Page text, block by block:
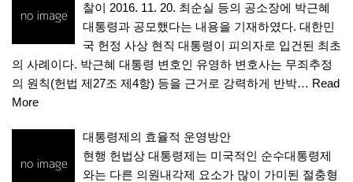
찰이 2016. 11. 20. 최순실 등의 공소장에 박근혜
대통령과 공모했다는 내용을 기재하였다. 대한민
국 헌정 사상 현직 대통령이 피의자로 입건된 최초
의 사례이다. 박근혜 대통령 변호인 유영하 변호사는 무죄추정
의 원칙(헌법 제27조 제4항) 등을 근거로 강력하게 반박… Read
More
대통령제의 효율적 운영방안
현행 헌법상 대통령제는 미국적인 순수대통령제
와는 다른 의원내각제 요소가 많이 가미된 절충형